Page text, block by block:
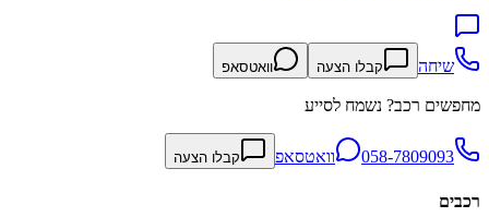
שיחה קבלו הצעה וואטסאפ
מחפשים רכב? נשמח לסייע
058-7809093 וואטסאפ קבלו הצעה
רכבים